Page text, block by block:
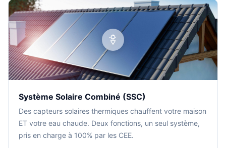
Système Solaire Combiné (SSC)
Des capteurs solaires thermiques chauffent votre maison
ET votre eau chaude. Deux fonctions, un seul système,
pris en charge à 100% par les CEE.